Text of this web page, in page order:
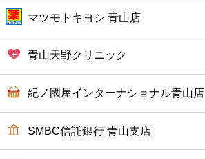
マツモトキヨシ 青山店
青山天野クリニック
紀ノ國屋インターナショナル青山店
SMBC信託銀行 青山支店